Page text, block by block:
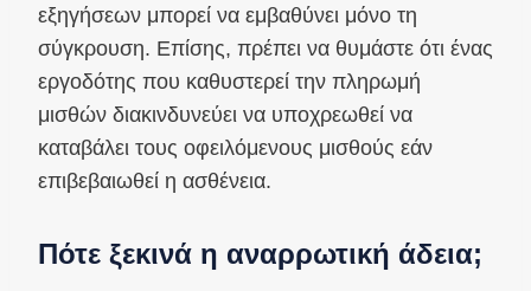
εξηγήσεων μπορεί να εμβαθύνει μόνο τη
σύγκρουση. Επίσης, πρέπει να θυμάστε ότι ένας
εργοδότης που καθυστερεί την πληρωμή
μισθών διακινδυνεύει να υποχρεωθεί να
καταβάλει τους οφειλόμενους μισθούς εάν
επιβεβαιωθεί η ασθένεια.
Πότε ξεκινά η αναρρωτική άδεια;